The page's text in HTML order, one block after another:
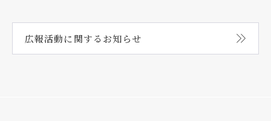
広報活動に関する お知らせ